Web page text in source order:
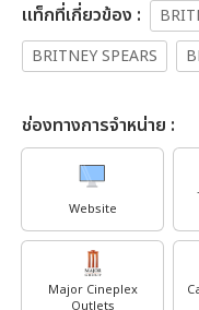
เเท็กที่เกี่ยวข้อง :
BRITNEY SPEARS
ช่องทางการจำหน่าย :
Website
Major Cineplex
Outlets